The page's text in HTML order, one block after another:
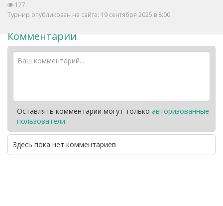
177
Турнир опубликован на сайте: 19 сентября 2025 в 8:00
Комментарии
Оставлять комментарии могут только авторизованные
пользователи
Здесь пока нет комментариев